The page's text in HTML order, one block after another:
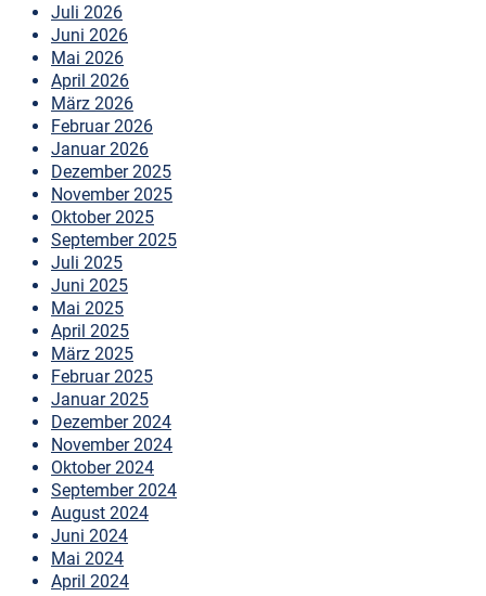
Juli 2026
Juni 2026
Mai 2026
April 2026
März 2026
Februar 2026
Januar 2026
Dezember 2025
November 2025
Oktober 2025
September 2025
Juli 2025
Juni 2025
Mai 2025
April 2025
März 2025
Februar 2025
Januar 2025
Dezember 2024
November 2024
Oktober 2024
September 2024
August 2024
Juni 2024
Mai 2024
April 2024